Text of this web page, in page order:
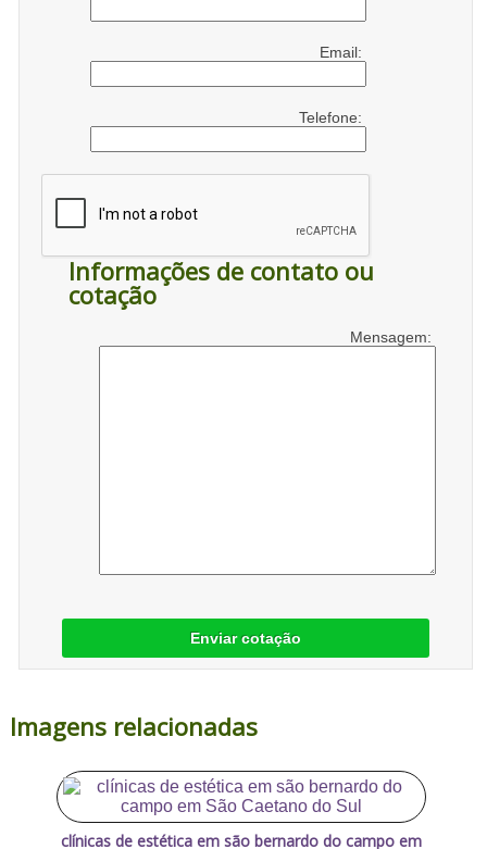
Email:
Telefone:
Informações de contato ou
cotação
Mensagem:
Enviar cotação
Imagens relacionadas
clínicas de estética em são bernardo do campo em